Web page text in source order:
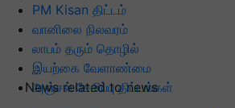
PM Kisan திட்டம்
வானிலை நிலவரம்
லாபம் தரும் தொழில்
இயற்கை வேளாண்மை
அஞ்சல் சேமிப்பு திட்டங்கள்
News related to news